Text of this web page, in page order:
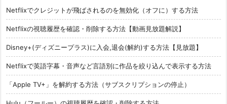
Netflixでクレジットが飛ばされるのを無効化（オフに）する方法
Netflixの視聴履歴を確認・削除する方法【動画見放題解説】
Disney+(ディズニープラス)に入会,退会(解約)する方法【見放題】
Netflixで英語字幕・音声など言語別に作品を絞り込んで表示する方法
「Apple TV+」を解約する方法（サブスクリプションの停止）